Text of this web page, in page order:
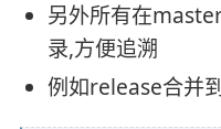
另外所有在
录,方便追溯
例如release合并